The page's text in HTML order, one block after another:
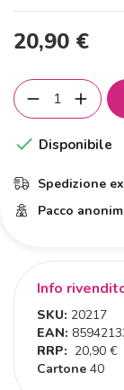
20,90 €
 Disponibile
Spedizione
Pacco
Info
SKU: 20217
EAN:
RRP: 20,90 €
Cartone 40